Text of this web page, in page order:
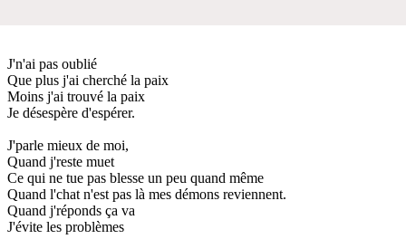
J'n'ai pas oublié
Que plus j'ai cherché la paix
Moins j'ai trouvé la paix
Je désespère d'espérer.
J'parle mieux de moi,
Quand j'reste muet
Ce qui ne tue pas blesse un peu quand même
Quand l'chat n'est pas là mes démons reviennent.
Quand j'réponds ça va
J'évite les problèmes